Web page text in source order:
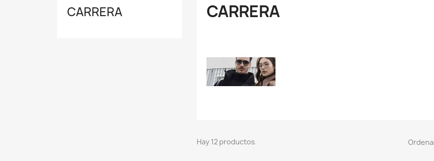
CARRERA CARRERA
Hay 12 productos.